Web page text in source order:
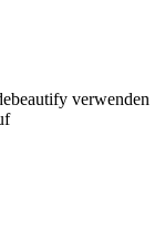
verwenden